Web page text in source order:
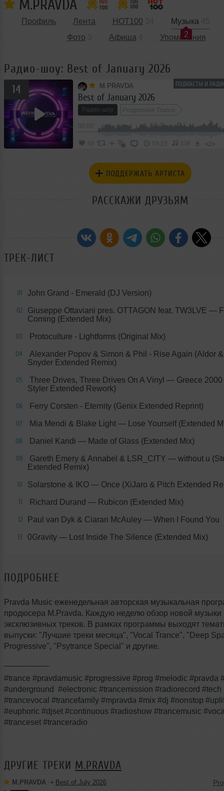
M.PRAVDA
Профиль Лента HOT100
Музыка
2
Фото
Афиша Упоминания
Радио-шоу: Best of January 2026
ПОДКАСТЫ И
14 M.PRAVDA
Best of January 2026
Радио-шоу Progressive Trance
68 59:22 336 </>
ПОДДЕРЖАТЬ АРТИСТА
РАССКАЖИ ДРУЗЬЯМ
ТРЕК-ЛИСТ
01 John Grand - Emerald (DJ Version)
02
Giuseppe Ottaviani pres. OTTAGON feat. TW3LVE —
Coming (Extended Mix)
03 Protoculture - Lightforms (Original Mix)
04
Alexander Popov & Simon & Phil - Rise Again (Aldor
Snyder Extended Remix)
05
Three Drives, Three Drives On A Vinyl — Greece 2000
Styler Extended Rework)
06 Ferry Corsten - Eternity (Genix Extended Reprint)
07 Mia Mendi & Blake Light — Lose Yourself (Extended
08 Daniel Kandi — Made of Glass (Extended Mix)
09
Gareth Emery & Annabel & LSR_CITY — without u
Extended Remix)
10 Solarstone & IKO — Once (XiJaro & Pitch Extended
11 Richard Durand — Rubicon (Extended Mix)
12 Paul van Dyk & Ciaran McAuley — When I Found You
13 0Gravity — Lost Inside The Silence (Extended Mix)
ПОДРОБНЕЕ
Pravda Music еженедельная авторская музыкальная
продюсера M.Pravda. Каждую неделю обзор новой музыки
эксклюзивных треков. В рамках программы выходят
выпуски: "Лучшие треки месяца", "Vocal Trance", "Deep
Progressive", "Psytrance Special" и другие.
#trance #pravdamusic #progressive #prog #melodic #pravda
#underground #electronic #trancemission #radiorecord #tech
#trancevocal #trancefamily #mpravda #mix #dj #nonstop
#euphoric #djset #continuous #radioshow #trancemusic
#tranceset #tranceradio
ДРУГИЕ ТРЕКИ M.PRAVDA
M.PRAVDA ➝ Best of July 2026